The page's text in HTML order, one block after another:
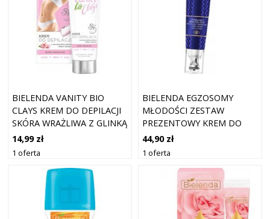
BIELENDA VANITY BIO
CLAYS KREM DO DEPILACJI
SKÓRA WRAŻLIWA Z GLINKĄ
100ML
14,99 zł
1 oferta
BIELENDA EGZOSOMY
MŁODOŚCI ZESTAW
PREZENTOWY KREM DO
TWARZY POD OCZY 70+
44,90 zł
1 oferta